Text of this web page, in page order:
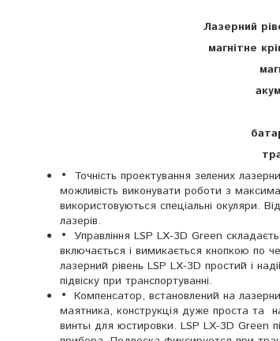
Лазерний
магнітне
Точність проектування зелених
можливість виконувати роботи з
використовуються спеціальні окуляри.
лазерів.
Управління LSP LX-3D Green
включається і вимикається кнопкою по
лазерний рівень LSP LX-3D простий і
підвіску при транспортуванні.
Компенсатор, встановлений на
маятника, конструкція дуже проста та
винты для юстировки. LSP LX-3D Green п